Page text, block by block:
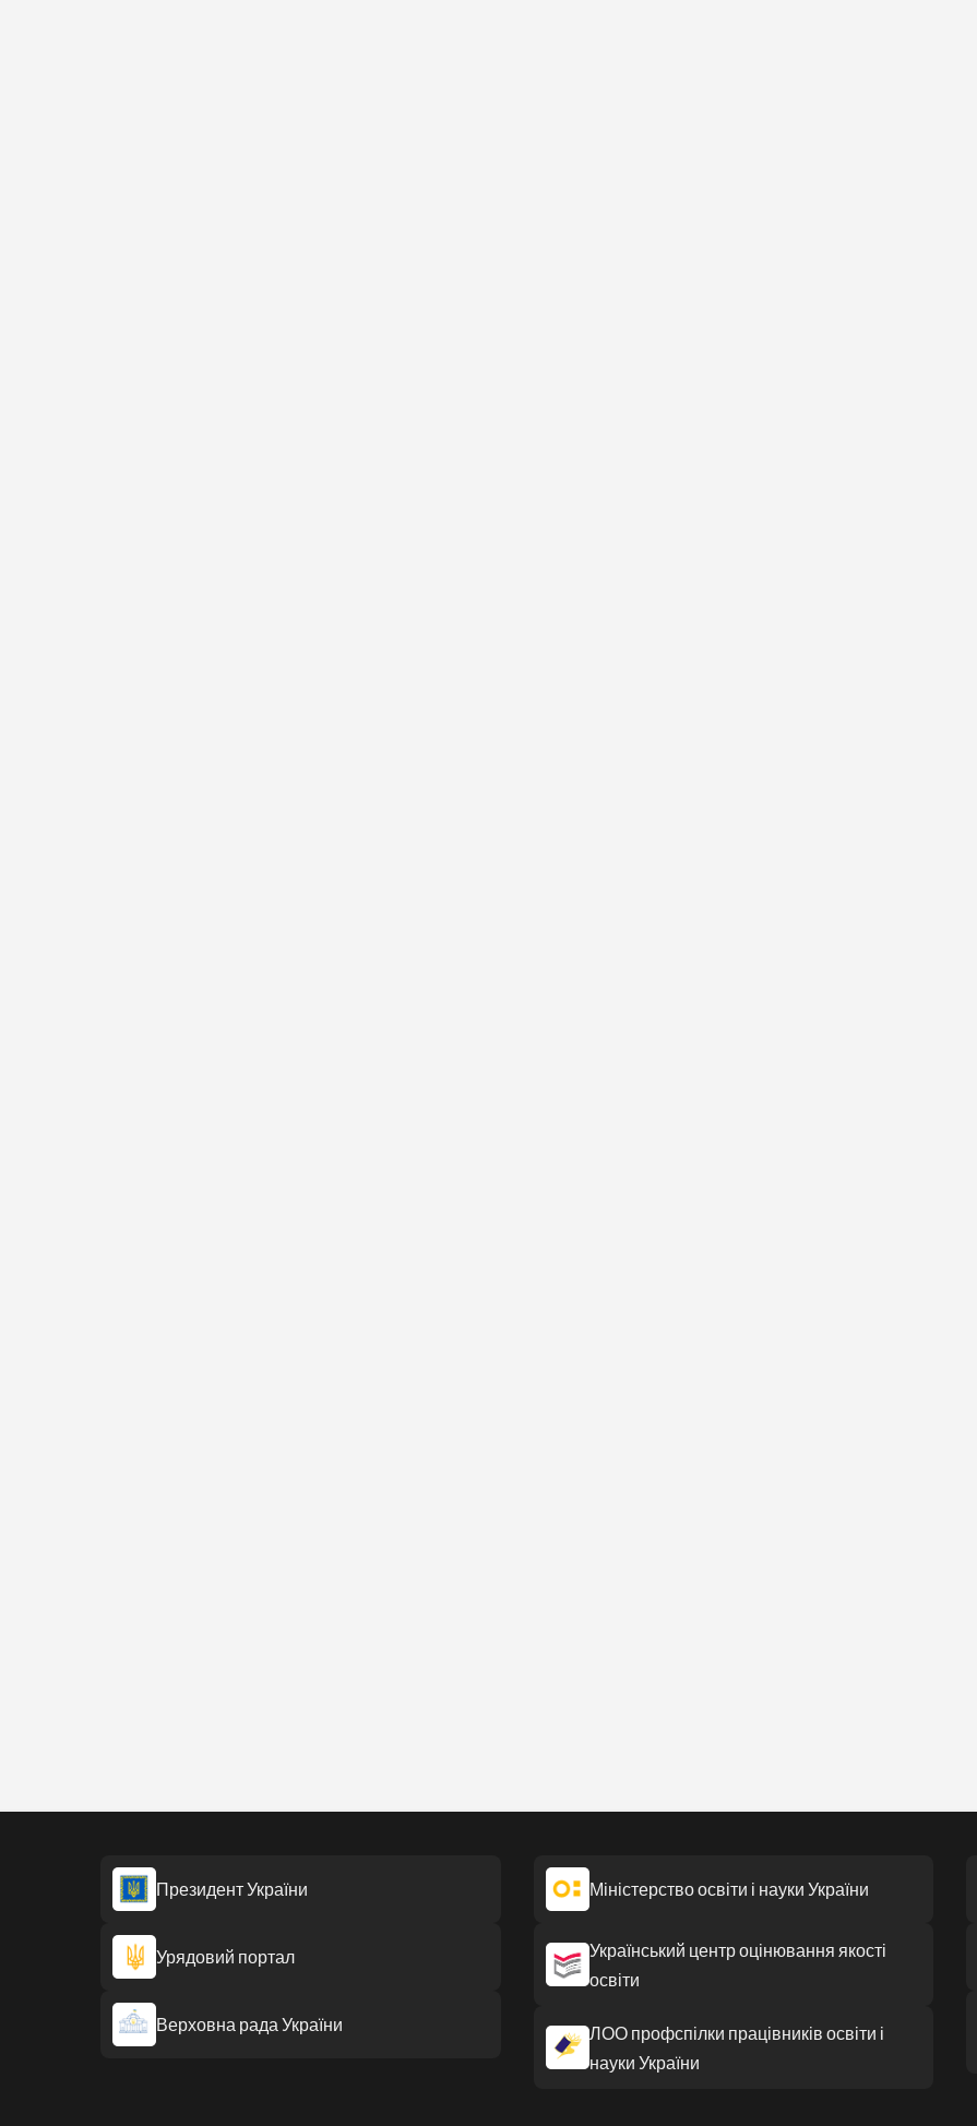
Президент України
Урядовий портал
Верховна рада України
Міністерство освіти і науки України
Український центр оцінювання якості
освіти
ЛОО профспілки працівників освіти і
науки України